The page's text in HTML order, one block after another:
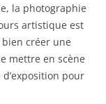
la photographie
artistique est
créer une
mettre en scène
pour